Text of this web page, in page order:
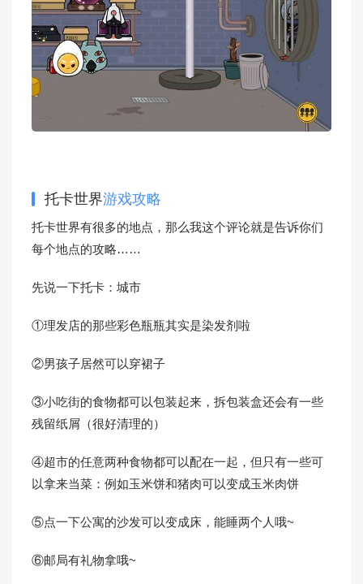
托卡世界游戏攻略
托卡世界有很多的地点，那么我这个评论就是告诉你们
每个地点的攻略……
先说一下托卡：城市
①理发店的那些彩色瓶瓶其实是染发剂啦
②男孩子居然可以穿裙子
③小吃街的食物都可以包装起来，拆包装盒还会有一些
残留纸屑（很好清理的）
④超市的任意两种食物都可以配在一起，但只有一些可
以拿来当菜：例如玉米饼和猪肉可以变成玉米肉饼
⑤点一下公寓的沙发可以变成床，能睡两个人哦~
⑥邮局有礼物拿哦~